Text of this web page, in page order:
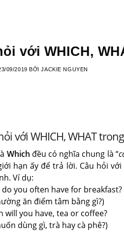
với WHICH,
09/2019 BỞIJACKIE NGUYEN
với WHICH, WHAT
Which đều có nghĩa chung là “
hạn ấy để trả lời. Câu hỏi với
Ví dụ:
do you often have for breakfast?
ăn điểm tâm bằng gì?)
will you have, tea or coffee?
dùng gì, trà hay cà phê?)